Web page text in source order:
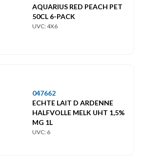
AQUARIUS RED PEACH PET
50CL 6-PACK
UVC: 4X6
047662
ECHTE LAIT D ARDENNE
HALFVOLLE MELK UHT 1,5%
MG 1L
UVC: 6